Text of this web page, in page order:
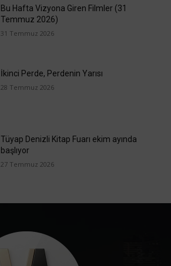
Bu Hafta Vizyona Giren Filmler (31
Temmuz 2026)
31 Temmuz 2026
İkinci Perde, Perdenin Yarısı
28 Temmuz 2026
Tüyap Denizli Kitap Fuarı ekim ayında
başlıyor
27 Temmuz 2026